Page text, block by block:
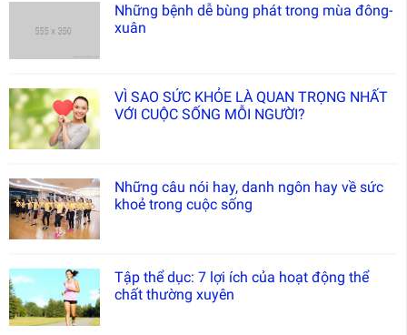
Những bệnh dễ bùng phát trong mùa đông-
xuân
VÌ SAO SỨC KHỎE LÀ QUAN TRỌNG NHẤT
VỚI CUỘC SỐNG MỖI NGƯỜI?
Những câu nói hay, danh ngôn hay về sức
khoẻ trong cuộc sống
Tập thể dục: 7 lợi ích của hoạt động thể
chất thường xuyên